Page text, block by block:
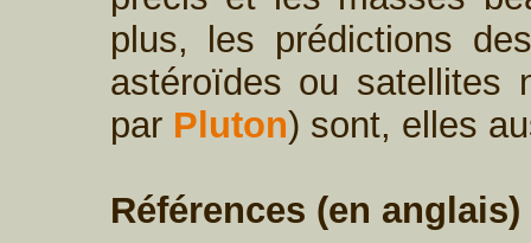
plus, les prédictions
astéroïdes ou satellites
par Pluton) sont, elles
Références (en anglais)